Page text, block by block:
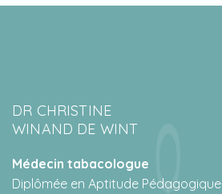
DR CHRISTINE
WINAND DE WINT
Médecin tabacologue
Diplômée en Aptitude Pédagogique,